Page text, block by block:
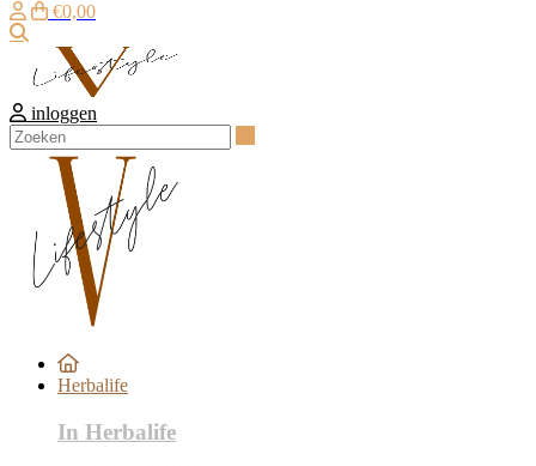
€0,00
inloggen
Herbalife
In Herbalife